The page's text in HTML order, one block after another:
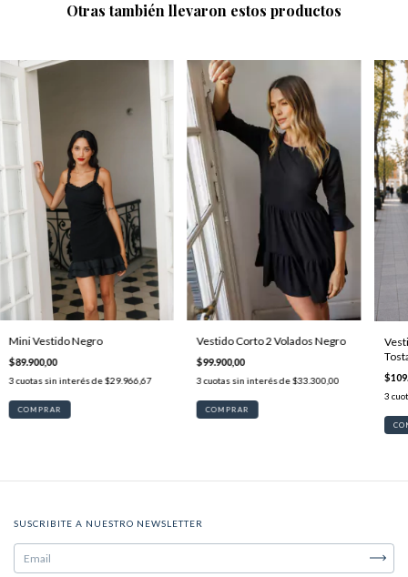
Otras también llevaron estos productos
Mini Vestido Negro
$89.900,00
3 cuotas sin interés de$29.966,67
COMPRAR
Vestido Corto 2 Volados Negro
$99.900,00
3 cuotas sin interés de$33.300,00
COMPRAR
3
SUSCRIBITE A NUESTRO NEWSLETTER